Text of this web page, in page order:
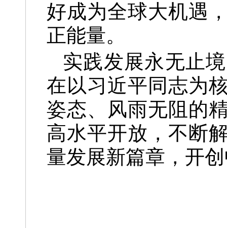
好成为全球大机遇
正能量。
实践发展永无止
在以习近平同志为
姿态、风雨无阻的
高水平开放，不断
量发展新篇章，开